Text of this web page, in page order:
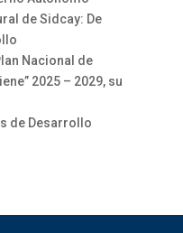
de Sidcay: De
Nacional de
2025 – 2029, su
de Desarrollo